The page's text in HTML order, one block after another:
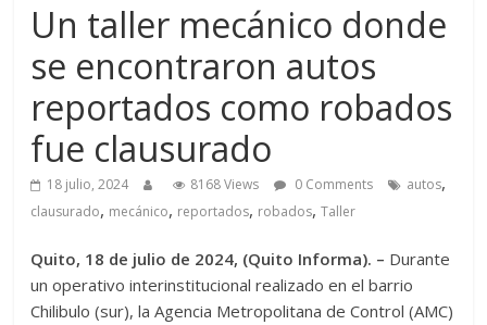
Un taller mecánico donde
se encontraron autos
reportados como robados
fue clausurado
18 julio, 2024 8168 Views 0 Comments autos,
clausurado, mecánico, reportados, robados,Taller
Quito, 18 de julio de 2024, (Quito Informa). – Durante
un operativo interinstitucional realizado en el barrio
Chilibulo (sur), la Agencia Metropolitana de Control (AMC)